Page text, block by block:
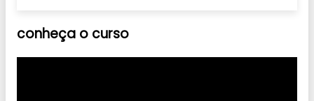
conheça o curso